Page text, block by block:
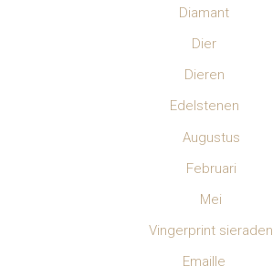
Diamant
Dier
Dieren
Edelstenen
Augustus
Februari
Mei
Vingerprint sieraden
Emaille